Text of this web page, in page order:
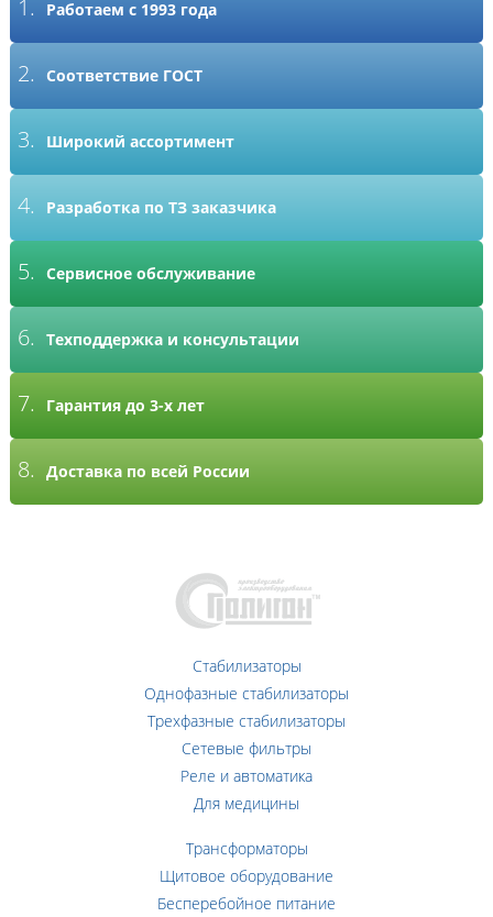
1. Работаем с 1993 года
2. Соответствие ГОСТ
3. Широкий ассортимент
4. Разработка по ТЗ заказчика
5. Сервисное обслуживание
6. Техподдержка и консультации
7. Гарантия до 3-х лет
8. Доставка по всей России
Стабилизаторы
Однофазные стабилизаторы
Трехфазные стабилизаторы
Сетевые фильтры
Реле и автоматика
Для медицины
Трансформаторы
Щитовое оборудование
Бесперебойное питание